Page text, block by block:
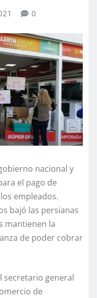
0
nacional y
el pago de
empleados.
bajó las persianas
mantienen la
de poder cobrar
secretario general
de